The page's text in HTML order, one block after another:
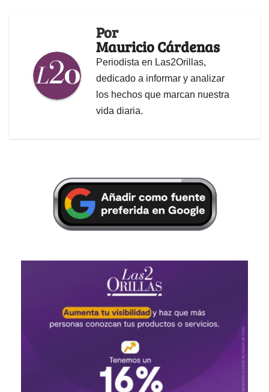
Por
Mauricio Cárdenas
Periodista en Las2Orillas,
dedicado a informar y analizar
los hechos que marcan nuestra
vida diaria.